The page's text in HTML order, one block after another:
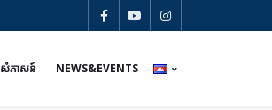
សំភាសន៍ NEWS&EVENTS